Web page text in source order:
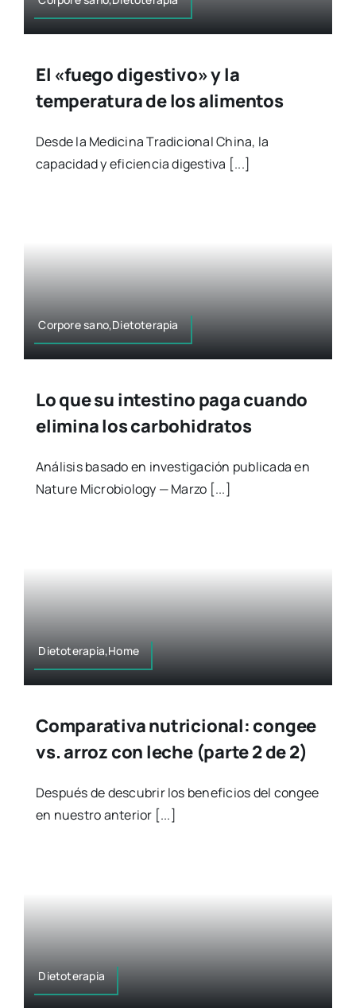
El «fuego digestivo» y la
temperatura de los alimentos
Desde la Medicina Tradicional China, la
capacidad y eficiencia digestiva [...]
Corpore sano,Dietoterapia
Lo que su intestino paga cuando
elimina los carbohidratos
Análisis basado en investigación publicada en
Nature Microbiology — Marzo [...]
Dietoterapia,Home
Comparativa nutricional: congee
vs. arroz con leche (parte 2 de 2)
Después de descubrir los beneficios del congee
en nuestro anterior [...]
Dietoterapia